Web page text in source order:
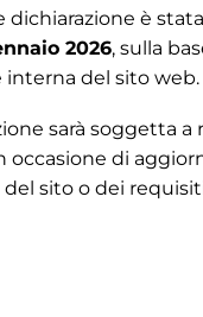
dichiarazione è
2026, sulla
interna del sito web.
sarà soggetta a
occasione di
sito o dei